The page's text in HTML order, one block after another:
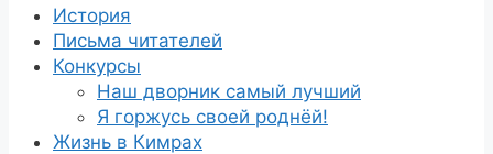
История
Письма читателей
Конкурсы
Наш дворник самый лучший
Я горжусь своей роднёй!
Жизнь в Кимрах